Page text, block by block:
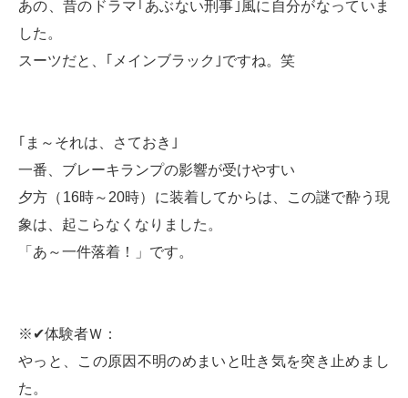
あの、昔のドラマ｢あぶない刑事｣風に自分がなっていま
した。
スーツだと、｢メインブラック｣ですね。笑
｢ま～それは、さておき｣
一番、ブレーキランプの影響が受けやすい
夕方（16時～20時）に装着してからは、この謎で酔う現
象は、起こらなくなりました。
「あ～一件落着！」です。
※✔体験者Ｗ：
やっと、この原因不明のめまいと吐き気を突き止めまし
た。